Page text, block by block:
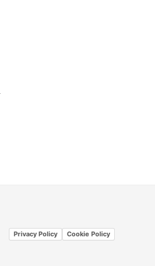
Privacy Policy Cookie Policy